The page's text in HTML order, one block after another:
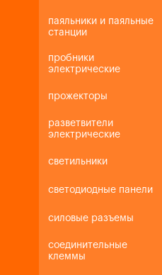
паяльники и паяльные
станции
пробники
электрические
прожекторы
разветвители
электрические
светильники
светодиодные панели
силовые разъемы
соединительные
клеммы